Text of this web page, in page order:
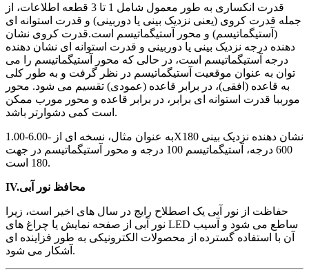
قدرت انکساری به طور معمول شامل 1 تا 3 قطعه اطلاعات، از
جمله قدرت کروی (یعنی نزدیک بینی یا دوربینی) و قدرت استوانه ای
(آستیگماتیسم) و محور آستیگماتیسم است.قدرت کروی نشان
دهنده درجه نزدیک بینی یا دوربینی و قدرت استوانه ای نشان دهنده
درجه آستیگماتیسم است، در حالی که محور آستیگماتیسم را می
توان به عنوان موقعیت آستیگماتیسم در نظر گرفت و به طور کلی
به قاعده (افقی)، در برابر قاعده (عمودی) تقسیم می شود. محور
مورببا قدرت استوانه ای برابر، در برابر قاعده و محور مورب ممکن
است کمی دشوارتر باشد.
به عنوان مثال، نسخه ای از -6.00-1.00X180 نشان دهنده نزدیک بینی
600 درجه، آستیگماتیسم 100 درجه و محور آستیگماتیسم در جهت
180 است.
IV.محافظ نور آبی
حفاظت از نور آبی یک اصطلاح رایج در سال های اخیر است، زیرا
نور آبی از صفحه نمایش یا چراغ های LED ساطع می شود و آسیب
آن با استفاده گسترده از محصولات الکترونیکی به طور فزاینده ای
آشکار می شود.